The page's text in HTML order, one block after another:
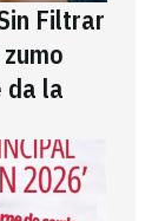
Filtrar
da la